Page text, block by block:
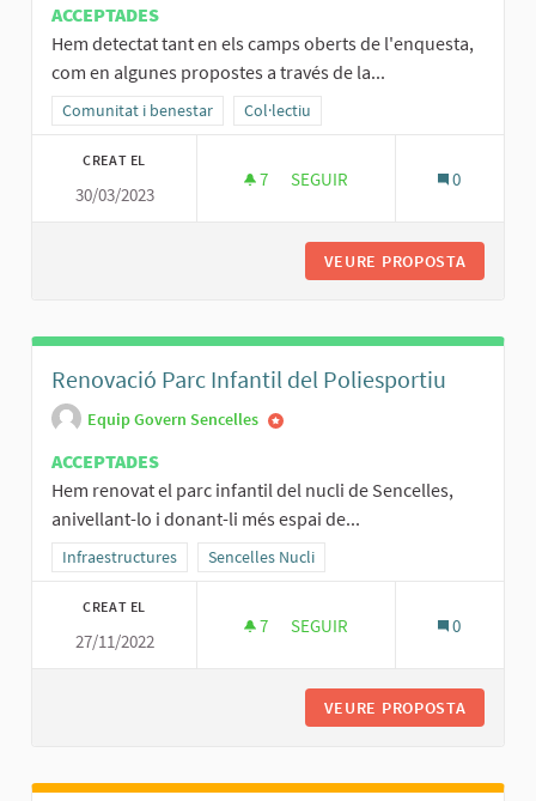
ACCEPTADES
Hem detectat tant en els camps oberts de l'enquesta,
com en algunes propostes a través de la...
Resultats al filtrar per la categoria: Comunitat i benestar
Comunitat i benestar Resultats al filtrar per l'àmbit: Col·lectiu
Col·lectiu
CREAT EL
30/03/2023
7 7 SEGUIDORES
SEGUIR 0
VEURE PROPOSTA
Renovació Parc Infantil del Poliesportiu
Equip Govern Sencelles
ACCEPTADES
Hem renovat el parc infantil del nucli de Sencelles,
anivellant-lo i donant-li més espai de...
Resultats al filtrar per la categoria: Infraestructures
Infraestructures Resultats al filtrar per l'àmbit: Sencelles Nucli
Sencelles Nucli
CREAT EL
27/11/2022
7 7 SEGUIDORES
SEGUIR 0
VEURE PROPOSTA